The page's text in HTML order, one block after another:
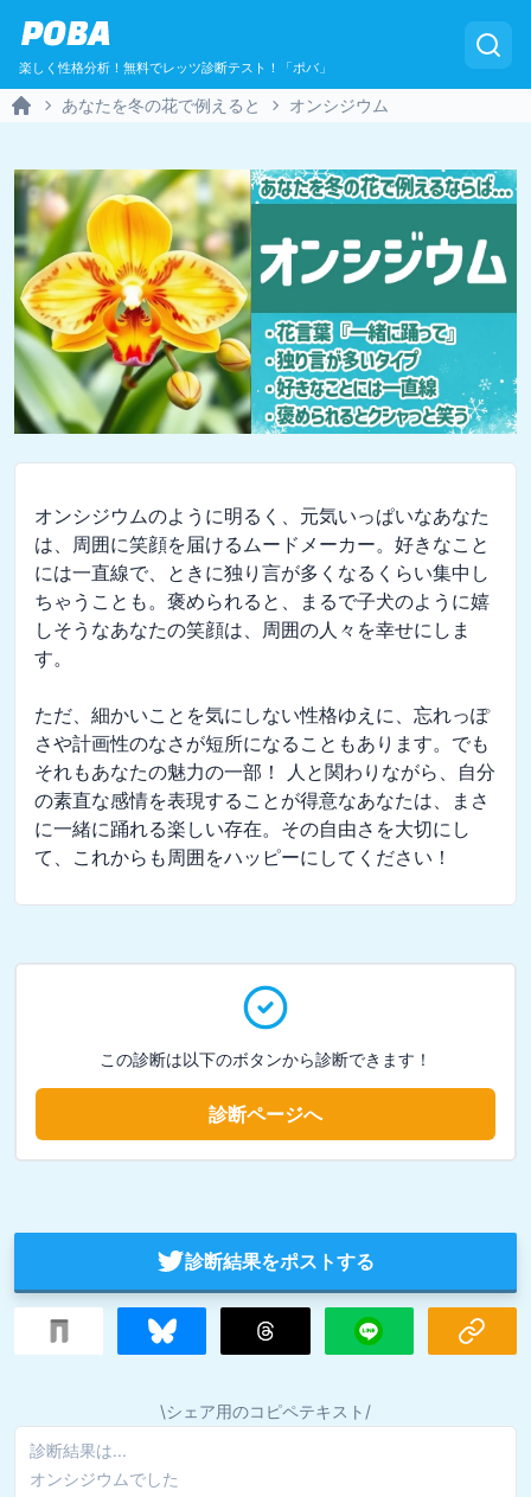
POBA
楽しく性格分析！無料でレッツ診断テスト！「ポバ」
あなたを冬の花で例えると オンシジウム
オンシジウムのように明るく、元気いっぱいなあなた
は、周囲に笑顔を届けるムードメーカー。好きなこと
には一直線で、ときに独り言が多くなるくらい集中し
ちゃうことも。褒められると、まるで子犬のように嬉
しそうなあなたの笑顔は、周囲の人々を幸せにしま
す。
ただ、細かいことを気にしない性格ゆえに、忘れっぽ
さや計画性のなさが短所になることもあります。でも
それもあなたの魅力の一部！ 人と関わりながら、自分
の素直な感情を表現することが得意なあなたは、まさ
に一緒に踊れる楽しい存在。その自由さを大切にし
て、これからも周囲をハッピーにしてください！
この診断は以下のボタンから診断できます！
診断ページへ
診断結果をポストする
\シェア用のコピペテキスト/